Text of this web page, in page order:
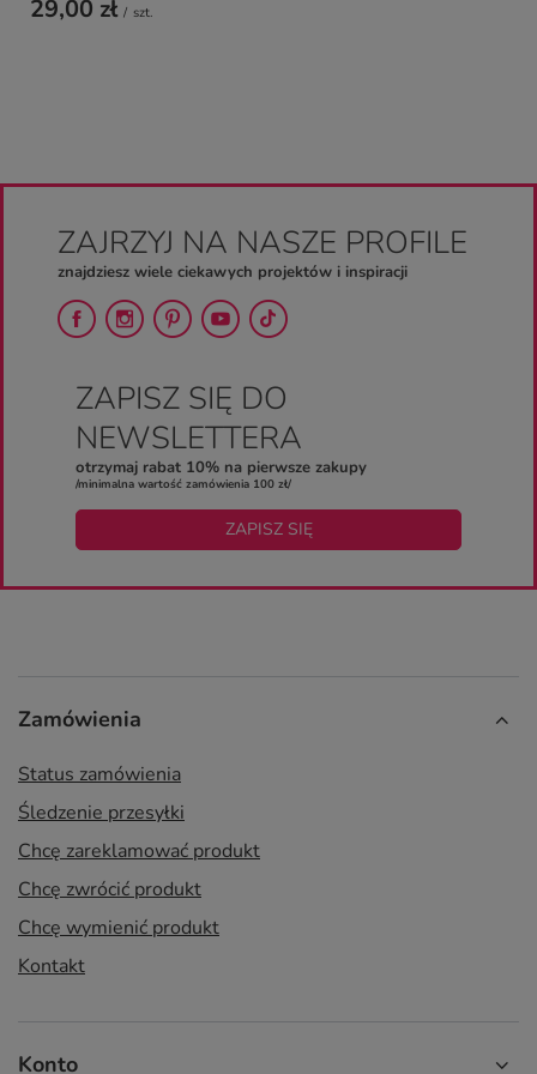
29,00 zł / szt.
ZAJRZYJ NA NASZE PROFILE
znajdziesz wiele ciekawych projektów i inspiracji
ZAPISZ SIĘ DO
NEWSLETTERA
otrzymaj rabat 10% na pierwsze zakupy
/minimalna wartość zamówienia 100 zł/
ZAPISZ SIĘ
Zamówienia
Status zamówienia
Śledzenie przesyłki
Chcę zareklamować produkt
Chcę zwrócić produkt
Chcę wymienić produkt
Kontakt
Konto